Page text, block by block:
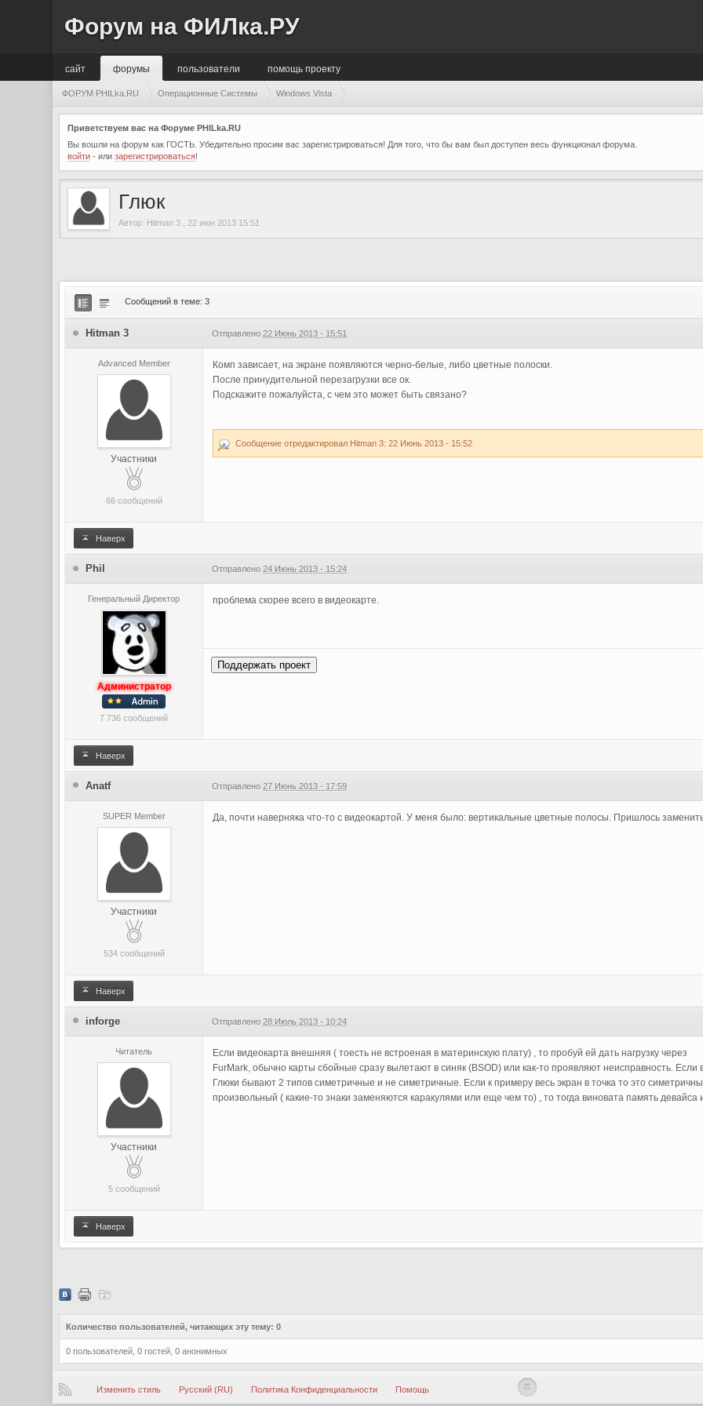
Форум на ФИЛка.РУ
сайт помощь проекту
форумы пользователи
ФОРУМ PHILka.RU Операционные Системы Windows Vista
Приветствуем вас на Форуме PHILka.RU
Вы вошли на форум как ГОСТЬ. Убедительно просим вас зарегистрироваться! Для того, что бы вам был доступен весь функционал форума.
войти - илизарегистрироваться!
Глюк
Автор: Hitman 3 22 июн 2013 15:51
Сообщений в теме: 3
Hitman 3 Отправлено22 Июнь 2013 - 15:51
Advanced Member
Участники
66 сообщений
Комп зависает, на экране появляются черно-белые, либо цветные полоски.
После принудительной перезагрузки все ок.
Подскажите пожалуйста, с чем это может быть связано?
Сообщение отредактировал Hitman 3: 22 Июнь 2013 - 15:52
Наверх
Phil Отправлено24 Июнь 2013 - 15:24
Генеральный Директор
Администратор
7 736 сообщений
проблема скорее всего в видеокарте.
Поддержать проект
Наверх
Anatf Отправлено27 Июнь 2013 - 17:59
SUPER Member
Участники
534 сообщений
Да, почти наверняка что-то с видеокартой. У меня было: вертикальные цветные полосы. Пришлось
Наверх
inforge Отправлено28 Июль 2013 - 10:24
Читатель
Участники
5 сообщений
Если видеокарта внешняя ( тоесть не встроеная в материнскую плату) , то пробуй ей дать нагрузку через
FurMark, обычно карты сбойные сразу вылетают в синяк (BSOD) или как-то проявляют неисправность. Если
Глюки бывают 2 типов симетричные и не симетричные. Если к примеру весь экран в точка то это
произвольный ( какие-то знаки заменяются каракулями или еще чем то) , то тогда виновата память девайса
Наверх
Количество пользователей, читающих эту тему: 0
0 пользователей, 0 гостей, 0 анонимных
Изменить стиль Русский (RU) Политика Конфиденциальности Помощь